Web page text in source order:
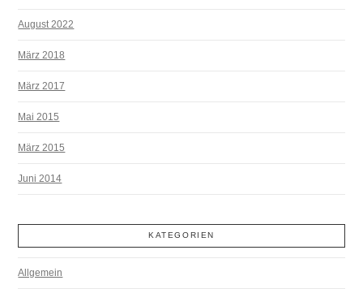
August 2022
März 2018
März 2017
Mai 2015
März 2015
Juni 2014
KATEGORIEN
Allgemein